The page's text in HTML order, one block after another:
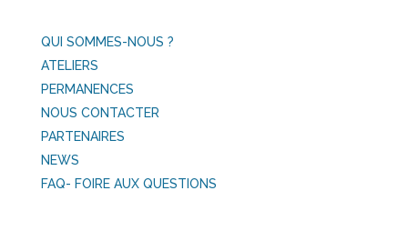
QUI SOMMES-NOUS ?
ATELIERS
PERMANENCES
NOUS CONTACTER
PARTENAIRES
NEWS
FAQ- FOIRE AUX QUESTIONS